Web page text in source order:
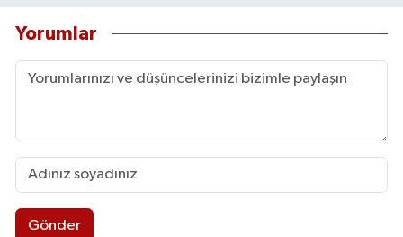
Yorumlar
Gönder